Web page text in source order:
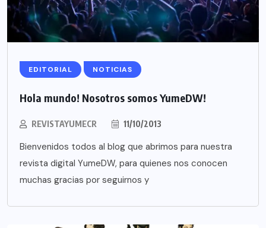
EDITORIAL NOTICIAS
Hola mundo! Nosotros somos YumeDW!
REVISTAYUMECR 11/10/2013
Bienvenidos todos al blog que abrimos para nuestra
revista digital YumeDW, para quienes nos conocen
muchas gracias por seguirnos y